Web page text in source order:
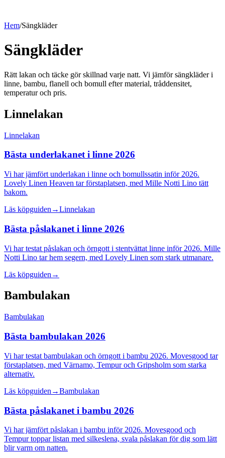
Hem/Sängkläder
Sängkläder
Rätt lakan och täcke gör skillnad varje natt. Vi jämför sängkläder i
linne, bambu, flanell och bomull efter material, tråddensitet,
temperatur och pris.
Linnelakan
Linnelakan
Bästa underlakanet i linne 2026
Vi har jämfört underlakan i linne och bomullssatin inför 2026.
Lovely Linen Heaven tar förstaplatsen, med Mille Notti Lino tätt
bakom.
Läs köpguiden →Linnelakan
Bästa påslakanet i linne 2026
Vi har testat påslakan och örngott i stentvättat linne inför 2026. Mille
Notti Lino tar hem segern, med Lovely Linen som stark utmanare.
Läs köpguiden →
Bambulakan
Bambulakan
Bästa bambulakan 2026
Vi har testat bambulakan och örngott i bambu 2026. Movesgood tar
förstaplatsen, med Värnamo, Tempur och Gripsholm som starka
alternativ.
Läs köpguiden →Bambulakan
Bästa påslakanet i bambu 2026
Vi har jämfört påslakan i bambu inför 2026. Movesgood och
Tempur toppar listan med silkeslena, svala påslakan för dig som lätt
blir varm om natten.